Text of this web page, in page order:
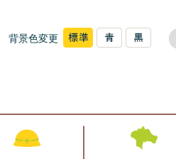
背景色変更